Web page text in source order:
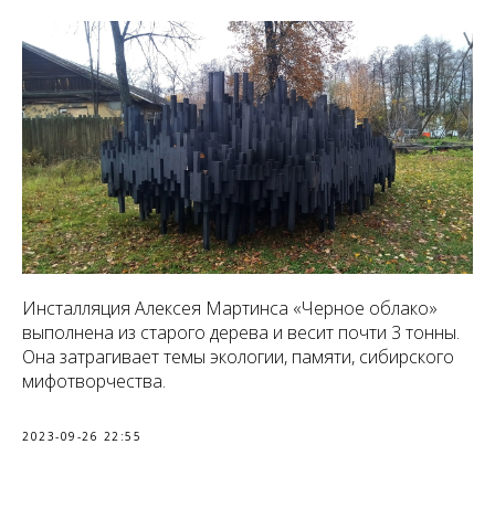
Инсталляция Алексея Мартинса «Черное облако»
выполнена из старого дерева и весит почти 3 тонны.
Она затрагивает темы экологии, памяти, сибирского
мифотворчества.
2023-09-26 22:55